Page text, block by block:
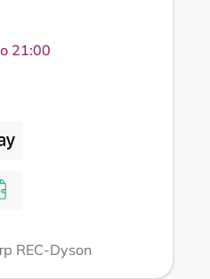
21:00
REC-Dyson